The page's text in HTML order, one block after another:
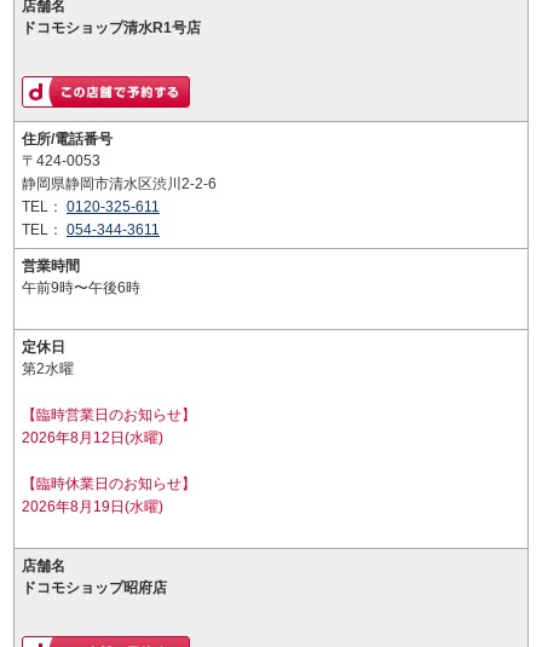
店舗名
ドコモショップ清水R1号店
住所/電話番号
〒424-0053
静岡県静岡市清水区渋川2-2-6
TEL： 0120-325-611
TEL： 054-344-3611
営業時間
午前9時〜午後6時
定休日
第2水曜
【臨時営業日のお知らせ】
2026年8月12日(水曜)
【臨時休業日のお知らせ】
2026年8月19日(水曜)
店舗名
ドコモショップ昭府店